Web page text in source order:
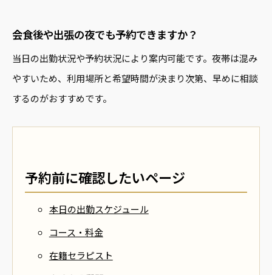
会食後や出張の夜でも予約できますか？
当日の出勤状況や予約状況により案内可能です。夜帯は混み
やすいため、利用場所と希望時間が決まり次第、早めに相談
するのがおすすめです。
予約前に確認したいページ
本日の出勤スケジュール
コース・料金
在籍セラピスト